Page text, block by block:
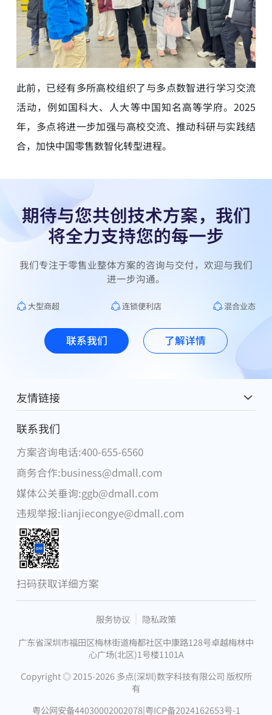
此前，已经有多所高校组织了与多点数智进行学习交流
活动，例如国科大、人大等中国知名高等学府。2025
年，多点将进一步加强与高校交流、推动科研与实践结
合，加快中国零售数智化转型进程。
期待与您共创技术方案，我们
将全力支持您的每一步
我们专注于零售业整体方案的咨询与交付，欢迎与我们
大型商超 连锁便利店 混合业态
联系我们 了解详情
友情链接
麦德龙中国
腾讯
物美集团
DFI零售集团
步步高集团
微软
联系我们
方案咨询电话:400-655-6560
商务合作:business@dmall.com
媒体公关垂询:ggb@dmall.com
违规举报:lianjiecongye@dmall.com
扫码获取详细方案
服务协议
隐私政策
广东省深圳市福田区梅林街道梅都社区中康路128号卓越梅林中
心广场(北区)1号楼1101A
Copyright ◎ 2015-2026 多点(深圳)数字科技有限公司 版权所
有
粤公网安备44030002002078|粤ICP备2024162653号-1